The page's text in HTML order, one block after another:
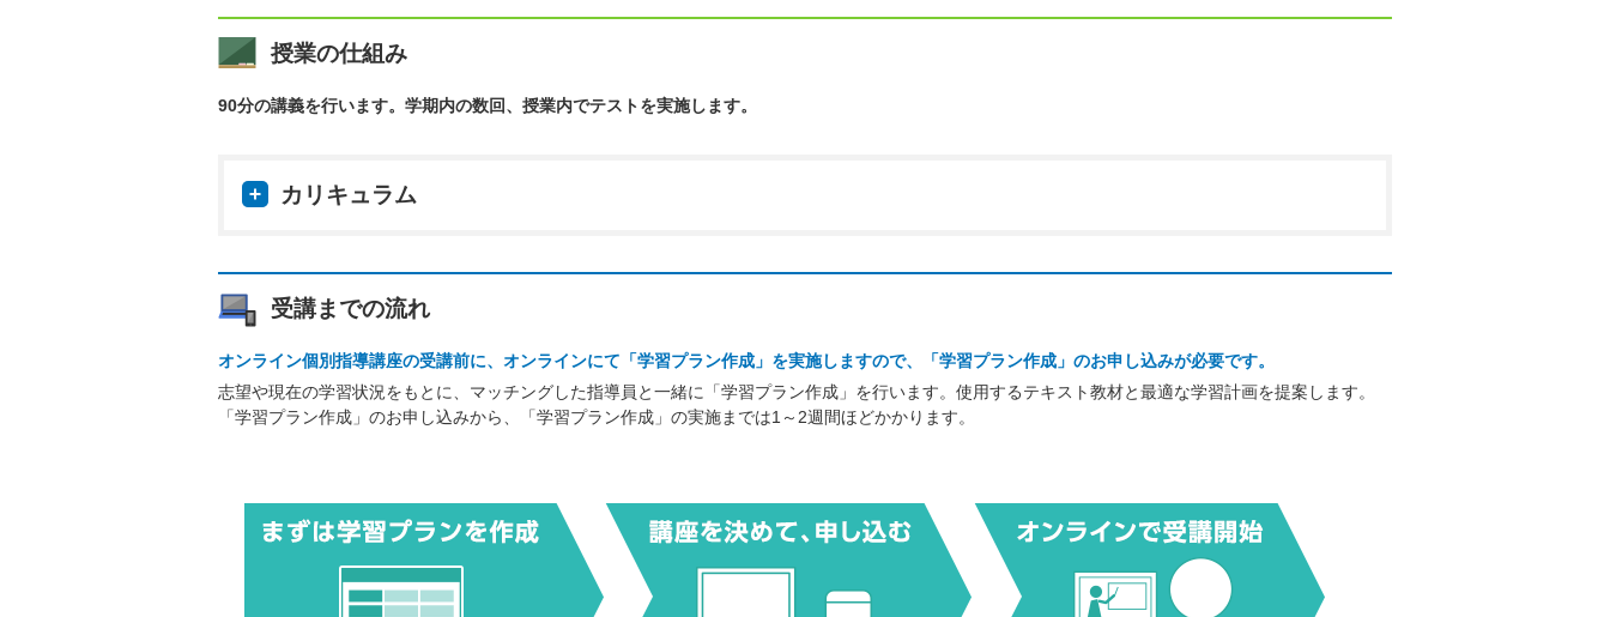
授業の仕組み
90分の講義を行います。学期内の数回、授業内でテストを実施します。
カリキュラム
受講までの流れ
オンライン個別指導講座の受講前に、オンラインにて「学習プラン作成」を実施しますので、「学習プラン作成」のお申し込みが必要です。
志望や現在の学習状況をもとに、マッチングした指導員と一緒に「学習プラン作成」を行います。使用するテキスト教材と最適な学習計画を提案します。
「学習プラン作成」のお申し込みから、「学習プラン作成」の実施までは1～2週間ほどかかります。